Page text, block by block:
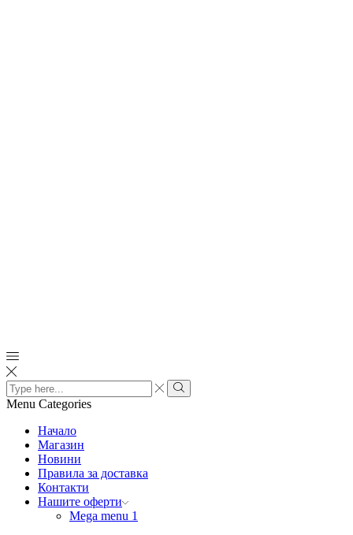
Search
input
Search
Menu Categories
Начало
Магазин
Новини
Правила за доставка
Контакти
Нашите оферти
Mega menu 1